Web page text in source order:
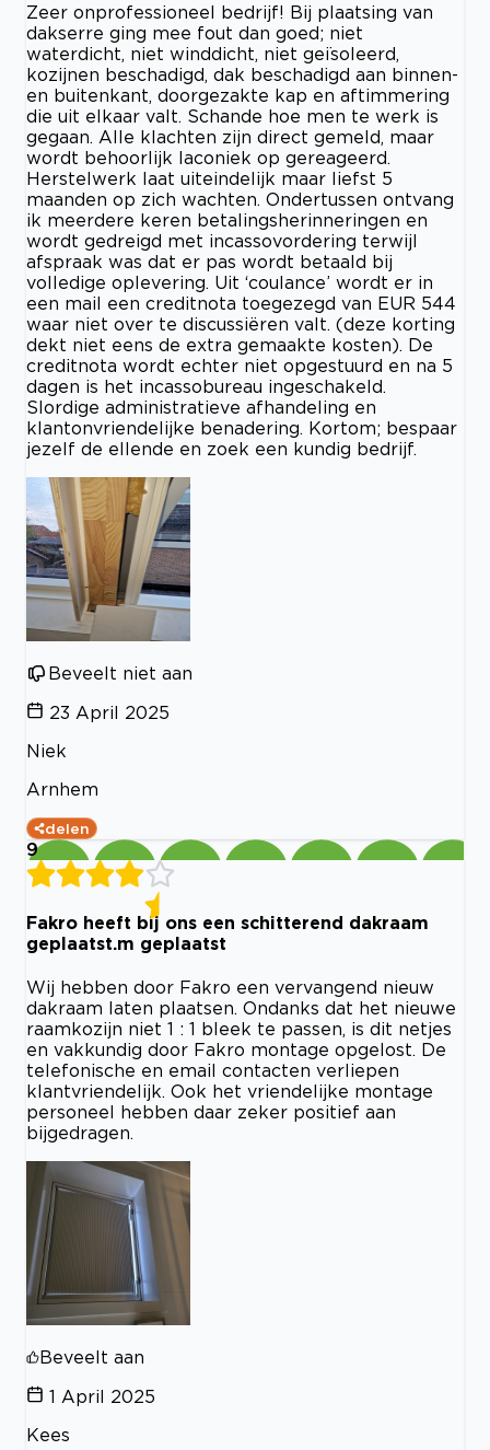
Zeer onprofessioneel bedrijf! Bij plaatsing van
dakserre ging mee fout dan goed; niet
waterdicht, niet winddicht, niet geïsoleerd,
kozijnen beschadigd, dak beschadigd aan binnen-
en buitenkant, doorgezakte kap en aftimmering
die uit elkaar valt. Schande hoe men te werk is
gegaan. Alle klachten zijn direct gemeld, maar
wordt behoorlijk laconiek op gereageerd.
Herstelwerk laat uiteindelijk maar liefst 5
maanden op zich wachten. Ondertussen ontvang
ik meerdere keren betalingsherinneringen en
wordt gedreigd met incassovordering terwijl
afspraak was dat er pas wordt betaald bij
volledige oplevering. Uit ‘coulance’ wordt er in
een mail een creditnota toegezegd van EUR 544
waar niet over te discussiëren valt. (deze korting
dekt niet eens de extra gemaakte kosten). De
creditnota wordt echter niet opgestuurd en na 5
dagen is het incassobureau ingeschakeld.
Slordige administratieve afhandeling en
klantonvriendelijke benadering. Kortom; bespaar
jezelf de ellende en zoek een kundig bedrijf.
Beveelt niet aan
23 April 2025
Niek
Arnhem
delen
9
Fakro heeft bij ons een schitterend dakraam
geplaatst.m geplaatst
Wij hebben door Fakro een vervangend nieuw
dakraam laten plaatsen. Ondanks dat het nieuwe
raamkozijn niet 1 : 1 bleek te passen, is dit netjes
en vakkundig door Fakro montage opgelost. De
telefonische en email contacten verliepen
klantvriendelijk. Ook het vriendelijke montage
personeel hebben daar zeker positief aan
bijgedragen.
Beveelt aan
1 April 2025
Kees